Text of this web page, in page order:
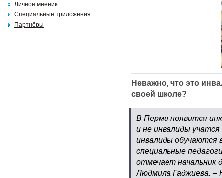
Неважно, что это
своей школе?
В Перми появится
и не инвалиды
инвалиды обучаются
специальные
отмечает начальник
Людмила Гаджиева. –
Личное мнение
Специальные приложения
Партнёры